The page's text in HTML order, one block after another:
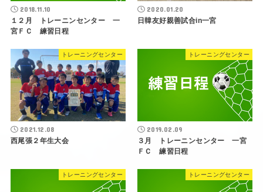
2018.11.10
１２月 トレーニンセンター 一
宮ＦＣ 練習日程
2020.01.20
日韓友好親善試合in一宮
トレーニングセンター
2021.12.08
西尾張２年生大会
トレーニングセンター
2019.02.09
３月 トレーニンセンター 一宮
ＦＣ 練習日程
トレーニングセンター トレーニングセンター